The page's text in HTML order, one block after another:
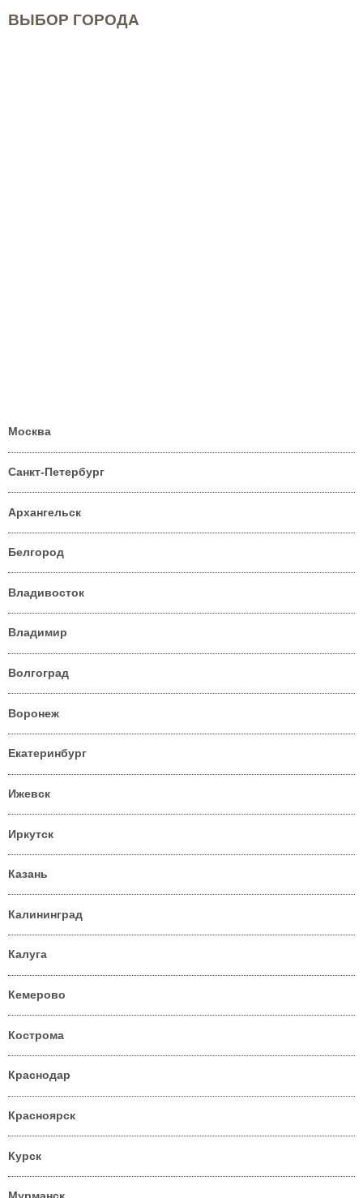
ВЫБОР ГОРОДА
Москва
Санкт-Петербург
Архангельск
Белгород
Владивосток
Владимир
Волгоград
Воронеж
Екатеринбург
Ижевск
Иркутск
Казань
Калининград
Калуга
Кемерово
Кострома
Краснодар
Красноярск
Курск